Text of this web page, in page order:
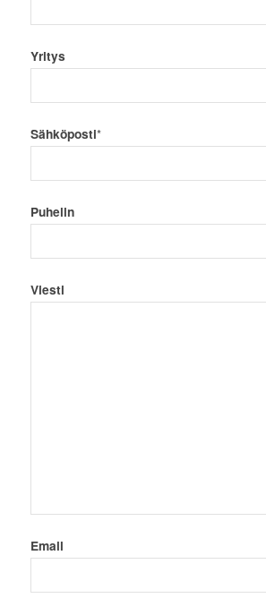
Yritys
Sähköposti*
Puhelin
Viesti
Email